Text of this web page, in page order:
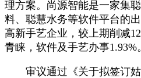
理方案。尚源智能是一家集
料、聪慧水务等软件平台的
高新手艺企业，较上期削减
青睐，软件及手艺办事1.93%。
审议通过《关于拟签订姑